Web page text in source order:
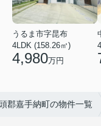
うるま市字昆布
4LDK (158.26㎡)
4,980万円
郡嘉手納町の物件一覧